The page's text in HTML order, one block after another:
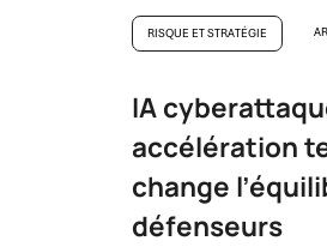
RISQUE ET STRATÉGIE
IA
accélération
change
défenseurs